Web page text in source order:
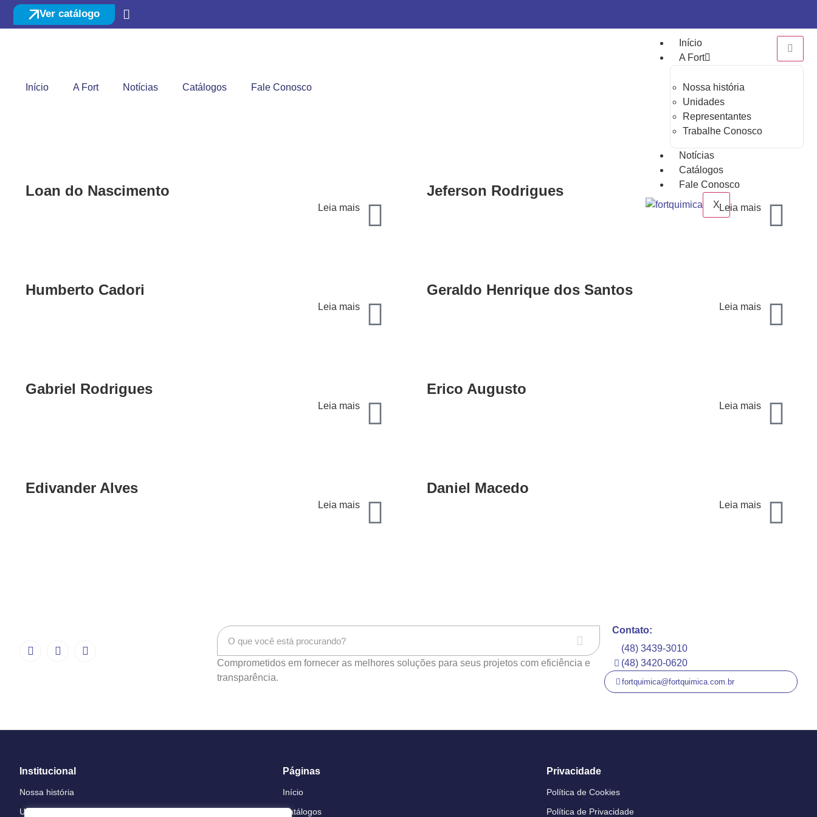
Ver catálogo
Início
A Fort
Nossa história
Unidades
Representantes
Trabalhe Conosco
Notícias
Catálogos
Fale Conosco
X
Início A Fort Notícias Catálogos Fale Conosco
Loan do Nascimento
Leia mais
Jeferson Rodrigues
Leia mais
Humberto Cadori
Leia mais
Geraldo Henrique dos Santos
Leia mais
Gabriel Rodrigues
Leia mais
Erico Augusto
Leia mais
Edivander Alves
Leia mais
Daniel Macedo
Leia mais
Comprometidos em fornecer as melhores soluções para seus projetos com eficiência e
transparência.
Contato:
(48) 3439-3010
(48) 3420-0620
fortquimica@fortquimica.com.br
Institucional
Nossa história
Unidades
Páginas
Início
Catálogos
Privacidade
Política de Cookies
Política de Privacidade